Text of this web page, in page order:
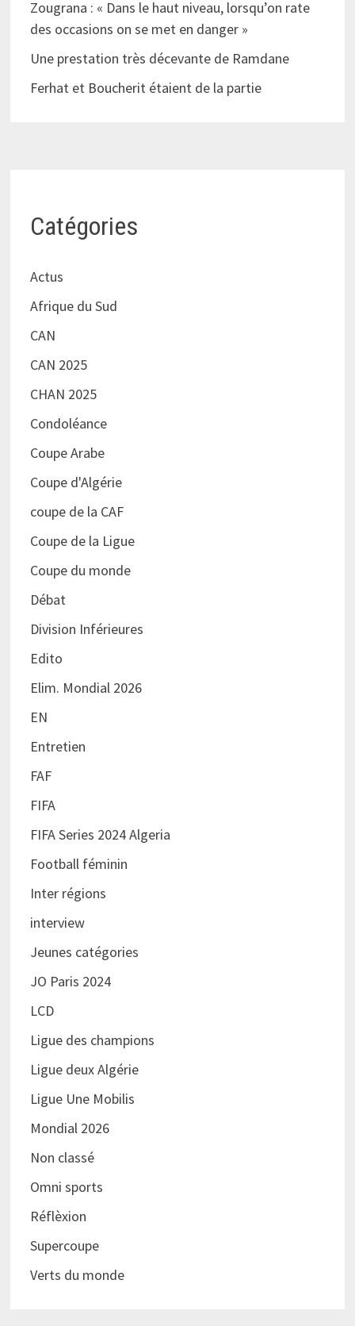
Zougrana : « Dans le haut niveau, lorsqu’on rate
des occasions on se met en danger »
Une prestation très décevante de Ramdane
Ferhat et Boucherit étaient de la partie
Catégories
Actus
Afrique du Sud
CAN
CAN 2025
CHAN 2025
Condoléance
Coupe Arabe
Coupe d'Algérie
coupe de la CAF
Coupe de la Ligue
Coupe du monde
Débat
Division Inférieures
Edito
Elim. Mondial 2026
EN
Entretien
FAF
FIFA
FIFA Series 2024 Algeria
Football féminin
Inter régions
interview
Jeunes catégories
JO Paris 2024
LCD
Ligue des champions
Ligue deux Algérie
Ligue Une Mobilis
Mondial 2026
Non classé
Omni sports
Réflèxion
Supercoupe
Verts du monde